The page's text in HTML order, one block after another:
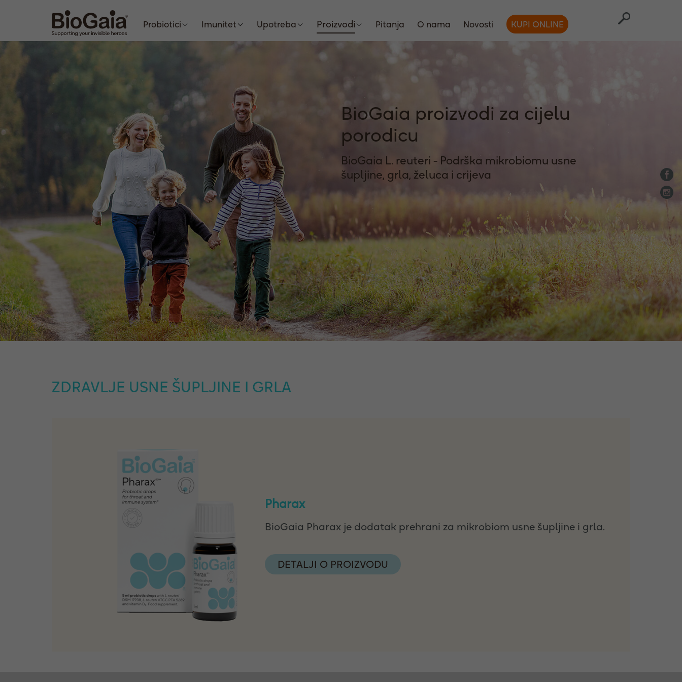
Probiotici Imunitet Upotreba Proizvodi Pitanja O nama Novosti KUPI ONLINE
BioGaia proizvodi za cijelu
porodicu
BioGaia L. reuteri - Podrška mikrobiomu usne
šupljine, grla, želuca i crijeva
ZDRAVLJE USNE ŠUPLJINE I GRLA
Pharax
BioGaia Pharax je dodatak prehrani za mikrobiom usne šupljine i grla.
DETALJI O PROIZVODU